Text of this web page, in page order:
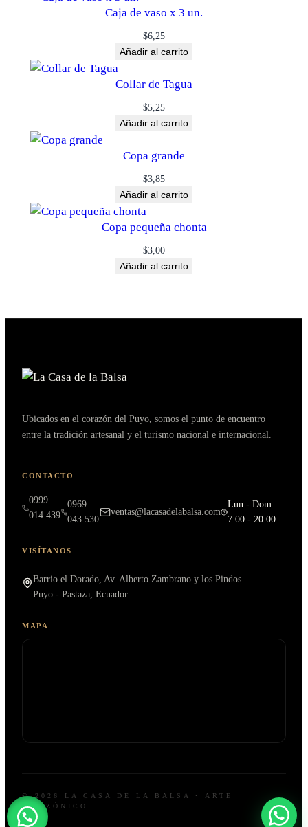
Caja de vaso x 3 un.
$6,25
Añadir al carrito
Collar de Tagua
$5,25
Añadir al carrito
Copa grande
$3,85
Añadir al carrito
Copa pequeña chonta
$3,00
Añadir al carrito
Ubicados en el corazón del Puyo, somos el punto de encuentro
entre la tradición artesanal y el turismo nacional e internacional.
CONTACTO
0999
014 439
0969
043 530
ventas@lacasadelabalsa.com
Lun - Dom:
7:00 - 20:00
VISÍTANOS
Barrio el Dorado, Av. Alberto Zambrano y los Pindos
Puyo - Pastaza, Ecuador
MAPA
© 2026 LA CASA DE LA BALSA • ARTE
AMAZÓNICO